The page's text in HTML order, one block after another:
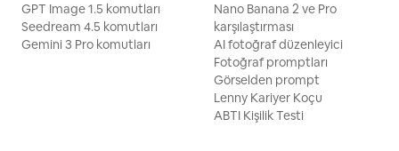
GPT Image 1.5 komutları
Seedream 4.5 komutları
Gemini 3 Pro komutları
Nano Banana 2 ve Pro
karşılaştırması
AI fotoğraf düzenleyici
Fotoğraf promptları
Görselden prompt
Lenny Kariyer Koçu
ABTI Kişilik Testi